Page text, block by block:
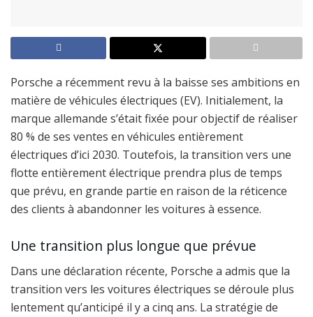
Porsche a récemment revu à la baisse ses ambitions en
matière de véhicules électriques (EV). Initialement, la
marque allemande s’était fixée pour objectif de réaliser
80 % de ses ventes en véhicules entièrement
électriques d’ici 2030. Toutefois, la transition vers une
flotte entièrement électrique prendra plus de temps
que prévu, en grande partie en raison de la réticence
des clients à abandonner les voitures à essence.
Une transition plus longue que prévue
Dans une déclaration récente, Porsche a admis que la
transition vers les voitures électriques se déroule plus
lentement qu’anticipé il y a cinq ans. La stratégie de